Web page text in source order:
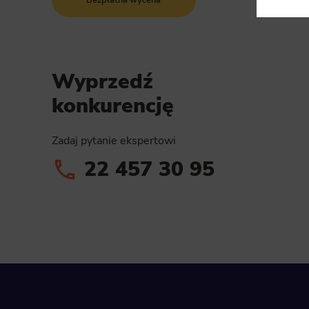
Wyprzedź
konkurencję
Zadaj pytanie ekspertowi
22 457 30 95